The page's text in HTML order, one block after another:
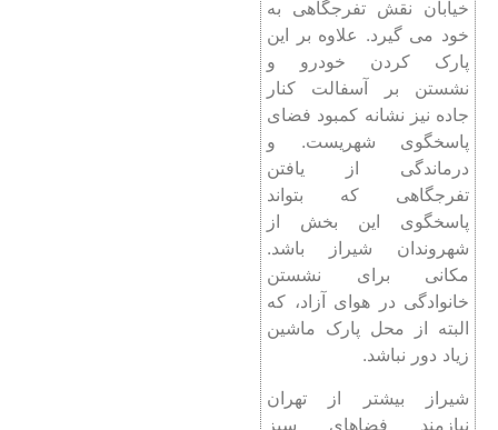
خیابان نقش تفرجگاهی به
خود می گیرد. علاوه بر این
پارک کردن خودرو و
نشستن بر آسفالت کنار
جاده نیز نشانه کمبود فضای
پاسخگوی شهریست. و
درماندگی از یافتن
تفرجگاهی که بتواند
پاسخگوی این بخش از
شهروندان شیراز باشد.
مکانی برای نشستن
خانوادگی در هوای آزاد، که
البته از محل پارک ماشین
زیاد دور نباشد.
شیراز بیشتر از تهران
نیازمند فضاهای سبز